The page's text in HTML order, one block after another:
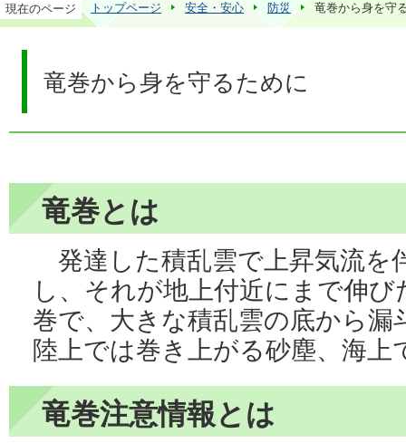
現在のページ トップページ 安全・安心 防災 竜巻から身を守
竜巻から身を守るために
竜巻とは
発達した積乱雲で上昇気流を
し、それが地上付近にまで伸
巻で、大きな積乱雲の底から漏
陸上では巻き上がる砂塵、海上
竜巻注意情報とは